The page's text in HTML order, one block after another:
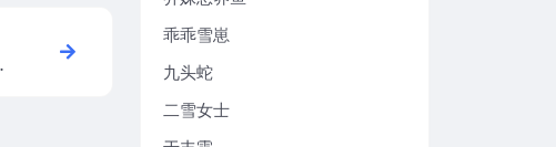
乖乖雪崽
九头蛇
二雪女士